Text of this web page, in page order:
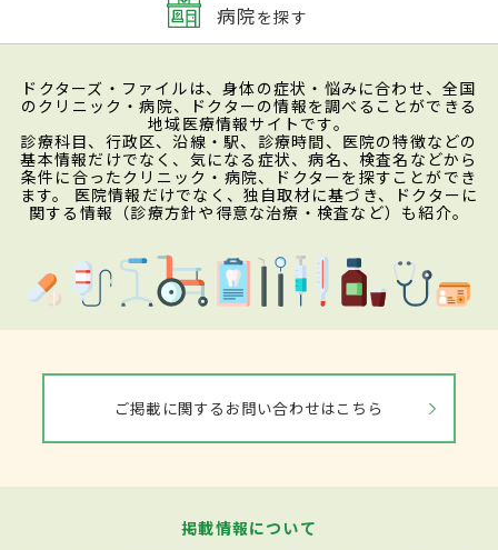
病院を探す
ドクターズ・ファイルは、身体の症状・悩みに合わせ、全国
のクリニック・病院、ドクターの情報を調べることができる
地域医療情報サイトです。
診療科目、行政区、沿線・駅、診療時間、医院の特徴などの
基本情報だけでなく、気になる症状、病名、検査名などから
条件に合ったクリニック・病院、ドクターを探すことができ
ます。 医院情報だけでなく、独自取材に基づき、ドクターに
関する情報（診療方針や得意な治療・検査など）も紹介。
ご掲載に関するお問い合わせはこちら
掲載情報について